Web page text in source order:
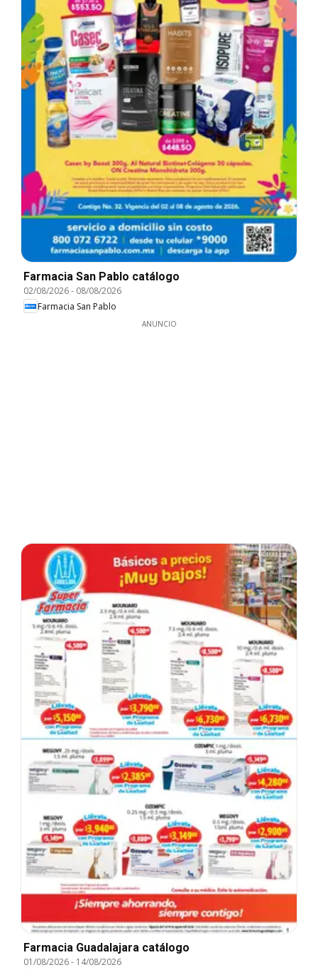
Farmacia San Pablo catálogo
02/08/2026- 08/08/2026
Farmacia San Pablo
ANUNCIO
Farmacia Guadalajara catálogo
01/08/2026- 14/08/2026